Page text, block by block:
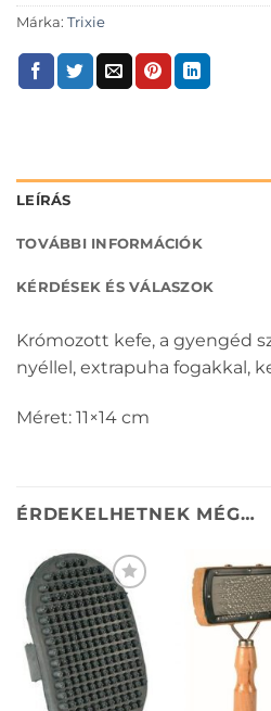
Márka: Trixie
LEÍRÁS
TOVÁBBI INFORMÁCIÓK
KÉRDÉSEK ÉS VÁLASZOK
Krómozott kefe, a gyengéd
nyéllel, extrapuha fogakkal,
Méret: 11×14 cm
ÉRDEKELHETNEK MÉG…
KEDVENCEKHEZ